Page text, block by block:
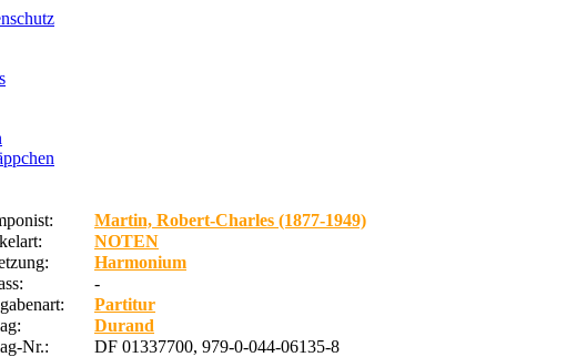
Martin, Robert-Charles (1877-1949)
NOTEN
Harmonium
-
Partitur
Durand
Nr.:
DF 01337700, 979-0-044-06135-8